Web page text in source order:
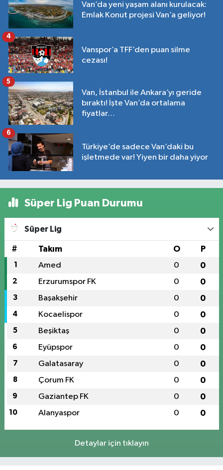
Van’da yeni yaşam alanı kurulacak:
Emlak Konut projesi Van’a geliyor!
Vanspor’a TFF’den puan silme
cezası!
4
Van, İstanbul ile Ankara’yı geride
bıraktı! İşte Van’da ortalama
fiyatlar…
5
Türkiye’de sadece Van’daki bu
işletmede var! Yiyen bir daha yiyor
6
Süper Lig Puan Durumu
Süper Lig
# Takım O P
1 Amed 0 0
2 Erzurumspor FK 0 0
3 Başakşehir 0 0
4 Kocaelispor 0 0
5 Beşiktaş 0 0
6 Eyüpspor 0 0
7 Galatasaray 0 0
8 Çorum FK 0 0
9 Gaziantep FK 0 0
10 Alanyaspor 0 0
Detaylar için tıklayın